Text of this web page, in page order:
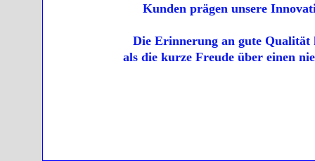
Kunden prägen unsere
Die Erinnerung an gute Qualität
als die kurze Freude über einen